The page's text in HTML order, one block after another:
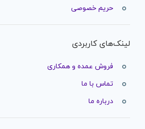
حریم خصوصی
لینک‌های کاربردی
فروش عمده و همکاری
تماس با ما
درباره ما